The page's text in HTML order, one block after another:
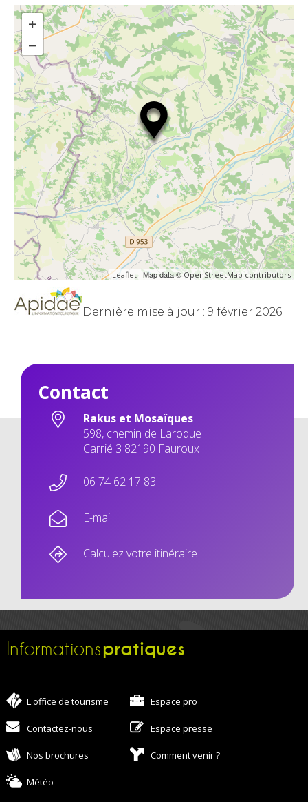
+
−
Leaflet | Map data © OpenStreetMap contributors
Dernière mise à jour : 9 février 2026
Contact
Rakus et Mosaïques
598, chemin de Laroque
Carrié 3 82190 Fauroux
06 74 62 17 83
E-mail
Calculez votre itinéraire
Informationspratiques
L'office de tourisme Espace pro
Contactez-nous Espace presse
Nos brochures Comment venir ?
Météo